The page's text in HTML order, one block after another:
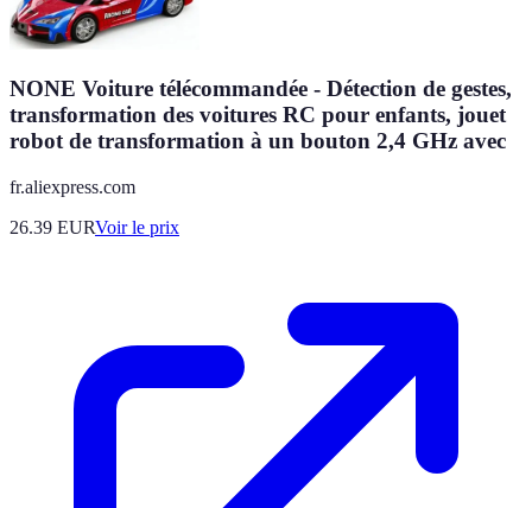
NONE Voiture télécommandée - Détection de gestes,
transformation des voitures RC pour enfants, jouet
robot de transformation à un bouton 2,4 GHz avec
fr.aliexpress.com
26.39 EURVoir le prix